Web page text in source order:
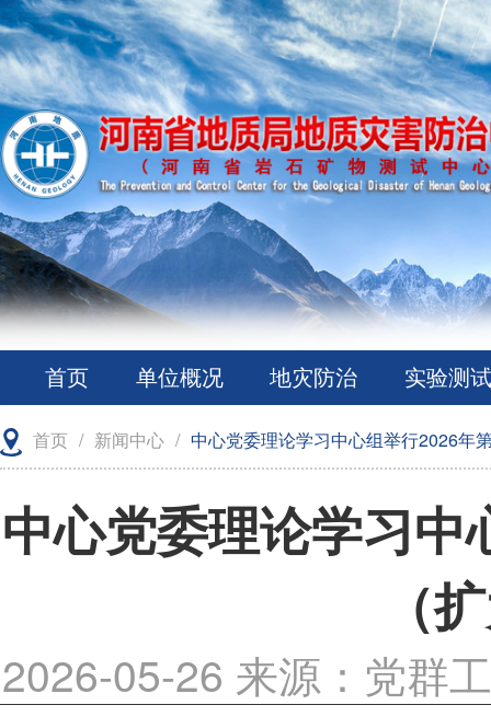
首页 单位概况 地灾防治 实验测试
首页 / 新闻中心 / 中心党委理论学习中心组举行2026年
中心党委理论学习
（
2026-05-26 来源：党群